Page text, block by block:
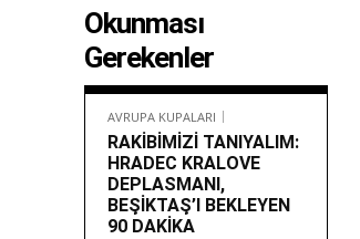
Okunması
Gerekenler
AVRUPA KUPALARI
RAKİBİMİZİ TANIYALIM:
HRADEC KRALOVE
DEPLASMANI,
BEŞİKTAŞ’I BEKLEYEN
90 DAKİKA